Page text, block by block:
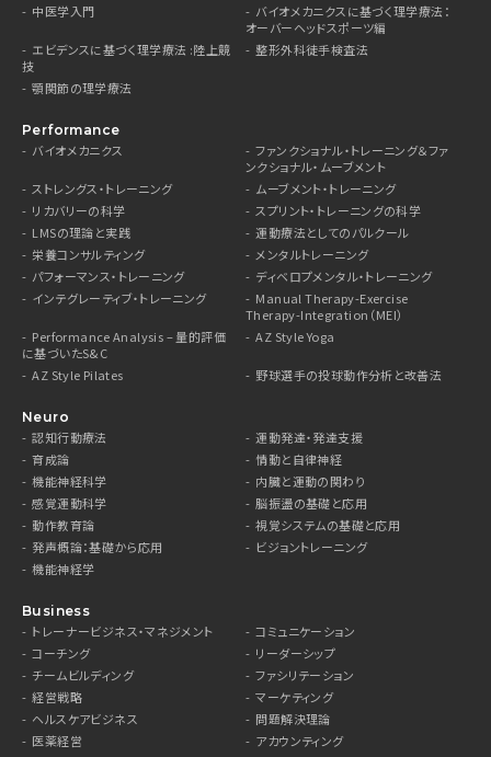
中医学入門
バイオメカニクスに基づく理学療法：
オーバーヘッドスポーツ編
エビデンスに基づく理学療法 :陸上競
技
整形外科徒手検査法
顎関節の理学療法
Performance
バイオメカニクス
ファンクショナル・トレーニング＆ファ
ンクショナル・ムーブメント
ストレングス・トレーニング
ムーブメント・トレーニング
リカバリーの科学
スプリント・トレーニングの科学
LMSの理論と実践
運動療法としてのパルクール
栄養コンサルティング
メンタルトレーニング
パフォーマンス・トレーニング
ディベロプメンタル・トレーニング
インテグレーティブ・トレーニング
Manual Therapy-Exercise
Therapy-Integration（MEI）
Performance Analysis – 量的評価
に基づいたS&C
AZ Style Yoga
AZ Style Pilates 野球選手の投球動作分析と改善法
Neuro
認知行動療法
運動発達・発達支援
育成論
情動と自律神経
機能神経科学
内臓と運動の関わり
感覚運動科学
脳振盪の基礎と応用
動作教育論
視覚システムの基礎と応用
発声概論：基礎から応用
ビジョントレーニング
機能神経学
Business
トレーナービジネス・マネジメント
コミュニケーション
コーチング
リーダーシップ
チームビルディング
ファシリテーション
経営戦略
マーケティング
ヘルスケアビジネス
問題解決理論
医薬経営
アカウンティング